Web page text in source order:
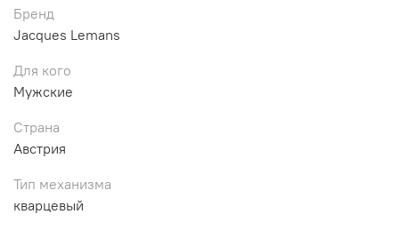
Бренд
Jacques Lemans
Для кого
Мужские
Страна
Австрия
Тип механизма
кварцевый